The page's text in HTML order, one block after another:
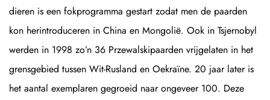
dieren is een fokprogramma gestart zodat men de paarden
kon herintroduceren in China en Mongolië. Ook in Tsjernobyl
werden in 1998 zo’n 36 Przewalskipaarden vrijgelaten in het
grensgebied tussen Wit-Rusland en Oekraïne. 20 jaar later is
het aantal exemplaren gegroeid naar ongeveer 100. Deze